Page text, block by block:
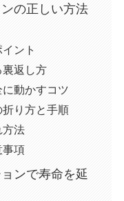
の正しい方法
ント
返し方
動かすコツ
り方と手順
方法
事項
ンで寿命を延